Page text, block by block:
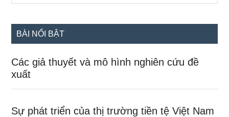
...
BÀI NỔI BẬT
Các giả thuyết và mô hình nghiên cứu đề
xuất
Sự phát triển của thị trường tiền tệ Việt Nam